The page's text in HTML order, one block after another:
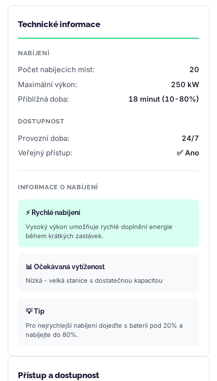
Technické informace
NABÍJENÍ
Počet nabíjecích míst:
20
Maximální výkon:
250 kW
Přibližná doba:
18 minut (10-80%)
DOSTUPNOST
Provozní doba:
24/7
Veřejný přístup:
✅ Ano
INFORMACE O NABÍJENÍ
⚡ Rychlé nabíjení
Vysoký výkon umožňuje rychlé doplnění energie
během krátkých zastávek.
📊 Očekávaná vytíženost
Nízká - velká stanice s dostatečnou kapacitou
💡 Tip
Pro nejrychlejší nabíjení dojeďte s baterií pod 20% a
nabíjejte do 80%.
Přístup a dostupnost